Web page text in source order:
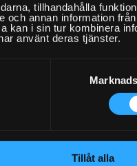
tillhandahålla
och annan information
kan i sin tur kombinera
använt deras tjänster.
Tillåt alla
Fixare som heter
och som uteslutande
och vår strävan att
test.
för att sedermera
är därmed högsta